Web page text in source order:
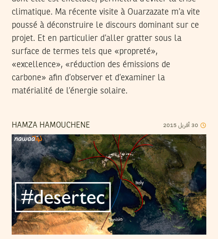
climatique. Ma récente visite à Ouarzazate m’a vite
poussé à déconstruire le discours dominant sur ce
projet. Et en particulier d’aller gratter sous la
surface de termes tels que «propreté»,
«excellence», «réduction des émissions de
carbone» afin d’observer et d’examiner la
matérialité de l’énergie solaire.
HAMZA HAMOUCHENE 30 أفريل 2015